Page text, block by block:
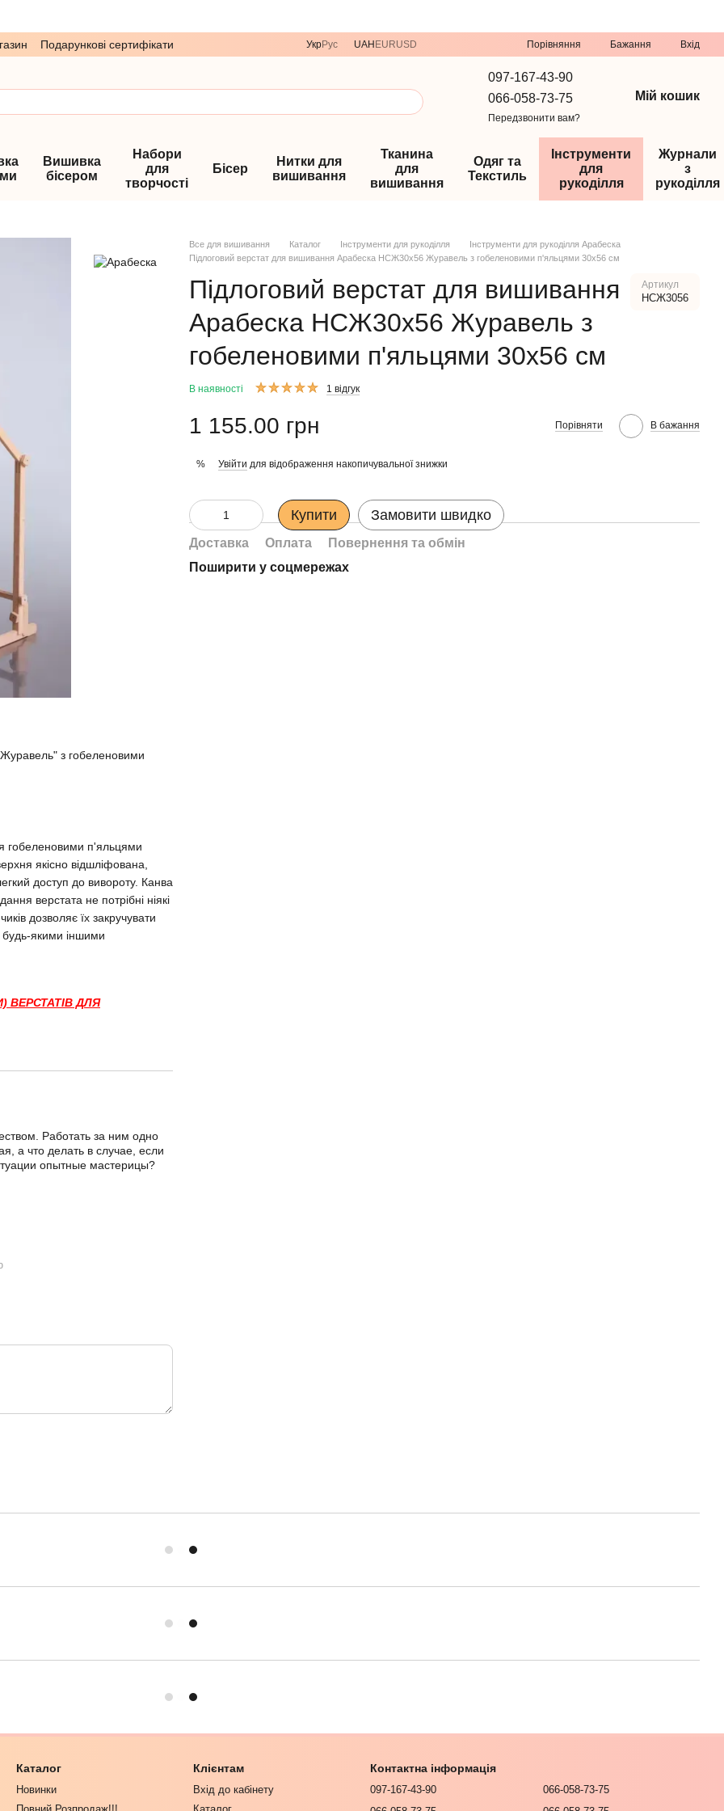
Подарункові сертифікати УкрРус UAH EURUSD Порівняння Бажання Вхід
097-167-43-90
066-058-73-75
Передзвонити вам?
Мій кошик
Вишивка
бісером
Набори
для
творчості
Бісер
Нитки для
вишивання
Тканина
для
вишивання
Одяг та
Текстиль
Інструменти
для
рукоділля
Журнали
з
рукоділля
з гобеленовими
гобеленовими п'яльцями
якісно відшліфована,
доступ до вивороту. Канва
верстата не потрібні ніякі
дозволяє їх закручувати
будь-якими іншими
ВЕРСТАТІВ ДЛЯ
Работать за ним одно
а что делать в случае, если
опытные мастерицы?
Все для вишивання Каталог Інструменти для рукоділля
Інструменти для рукоділля Арабеска
Підлоговий верстат для вишивання Арабеска НСЖ30х56 Журавель з гобеленовими п'яльцями 30х56 см
Підлоговий верстат для вишивання
Арабеска НСЖ30х56 Журавель з
гобеленовими п'яльцями 30х56 см
Артикул
НСЖ3056
В наявності 1 відгук
1 155.00 грн Порівняти В бажання
% Увійти для відображення накопичувальної знижки
Купити Замовити швидко
Доставка Оплата
Повернення та обмін
Поширити у соцмережах
Каталог
Новинки
Клієнтам
Вхід до кабінету
Контактна інформація
097-167-43-90
066-058-73-75